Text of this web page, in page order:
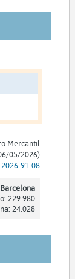
Mercantil
05/2026)
91-08
229.980
24.028